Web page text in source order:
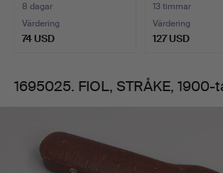
8 dagar
Värdering
74 USD
13 timmar
Värdering
127 USD
1695025. FIOL, STRÅKE, 1900-